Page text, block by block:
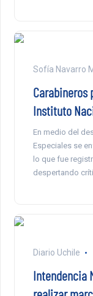
Sofía Navarro
Carabineros
Instituto
En medio del
Especiales se
lo que fue
despertando
Diario Uchile
Intendencia